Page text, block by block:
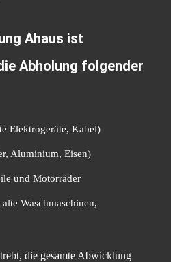
Ahaus ist
Abholung folgender
Elektrogeräte, Kabel)
Aluminium, Eisen)
und Motorräder
Waschmaschinen,
die gesamte Abwicklung